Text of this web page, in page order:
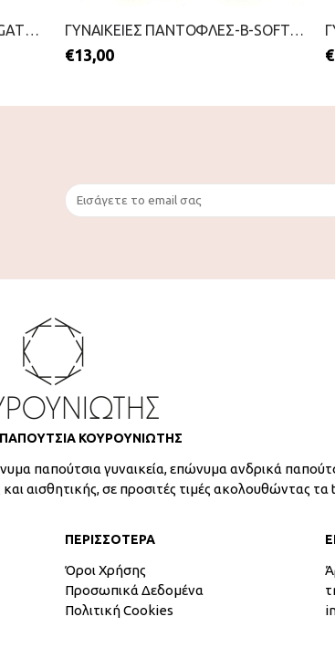
ΓΥΝΑΙΚΕΙΕΣ ΠΑΝΤΟΦΛΕΣ-MIGATO-2511-0354-ΜΠΛΕ ΓΥΝΑΙΚΕΙΕΣ ΠΑΝΤΟΦΛΕΣ-B-SOFT-2511-0343-ΜΠΛΕ
€13,00 €
ΚΟΥΡΟΥΝΙΩΤΗΣ
παπούτσια γυναικεία, επώνυμα ανδρικά
αισθητικής, σε προσιτές τιμές ακολουθώντας
ΠΕΡΙΣΣΟΤΕΡΑ
Όροι Χρήσης
Προσωπικά Δεδομένα
Πολιτική Cookies